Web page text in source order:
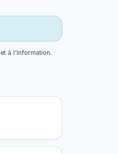
à l'information.